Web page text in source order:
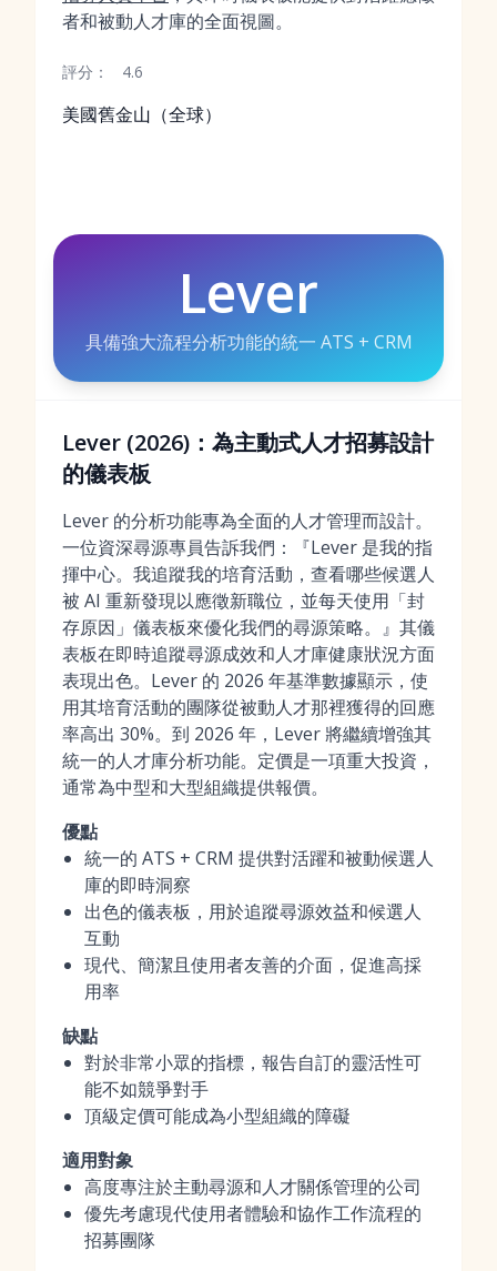
者和被動人才庫的全面視圖。
評分： 4.6
美國舊金山（全球）
Lever
具備強大流程分析功能的統一 ATS + CRM
Lever (2026)：為主動式人才招募設計
的儀表板
Lever 的分析功能專為全面的人才管理而設計。
一位資深尋源專員告訴我們：『Lever 是我的指
揮中心。我追蹤我的培育活動，查看哪些候選人
被 AI 重新發現以應徵新職位，並每天使用「封
存原因」儀表板來優化我們的尋源策略。』其儀
表板在即時追蹤尋源成效和人才庫健康狀況方面
表現出色。Lever 的 2026 年基準數據顯示，使
用其培育活動的團隊從被動人才那裡獲得的回應
率高出 30%。到 2026 年，Lever 將繼續增強其
統一的人才庫分析功能。定價是一項重大投資，
通常為中型和大型組織提供報價。
優點
統一的 ATS + CRM 提供對活躍和被動候選人
庫的即時洞察
出色的儀表板，用於追蹤尋源效益和候選人
互動
現代、簡潔且使用者友善的介面，促進高採
用率
缺點
對於非常小眾的指標，報告自訂的靈活性可
能不如競爭對手
頂級定價可能成為小型組織的障礙
適用對象
高度專注於主動尋源和人才關係管理的公司
優先考慮現代使用者體驗和協作工作流程的
招募團隊